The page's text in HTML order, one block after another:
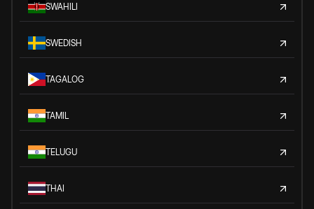
SWAHILI
SWEDISH
TAGALOG
TAMIL
TELUGU
THAI